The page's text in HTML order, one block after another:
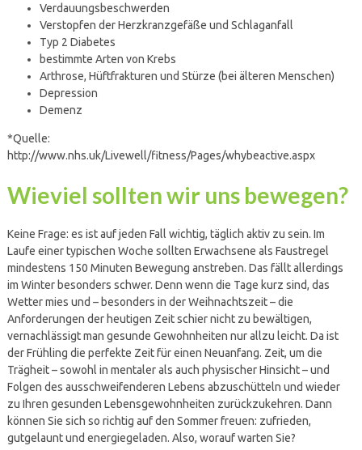
Verdauungsbeschwerden
Verstopfen der Herzkranzgefäße und Schlaganfall
Typ 2 Diabetes
bestimmte Arten von Krebs
Arthrose, Hüftfrakturen und Stürze (bei älteren Menschen)
Depression
Demenz
*Quelle:
http://www.nhs.uk/Livewell/fitness/Pages/whybeactive.aspx
Wieviel sollten wir uns bewegen?
Keine Frage: es ist auf jeden Fall wichtig, täglich aktiv zu sein. Im
Laufe einer typischen Woche sollten Erwachsene als Faustregel
mindestens 150 Minuten Bewegung anstreben. Das fällt allerdings
im Winter besonders schwer. Denn wenn die Tage kurz sind, das
Wetter mies und – besonders in der Weihnachtszeit – die
Anforderungen der heutigen Zeit schier nicht zu bewältigen,
vernachlässigt man gesunde Gewohnheiten nur allzu leicht. Da ist
der Frühling die perfekte Zeit für einen Neuanfang. Zeit, um die
Trägheit – sowohl in mentaler als auch physischer Hinsicht – und
Folgen des ausschweifenderen Lebens abzuschütteln und wieder
zu Ihren gesunden Lebensgewohnheiten zurückzukehren. Dann
können Sie sich so richtig auf den Sommer freuen: zufrieden,
gutgelaunt und energiegeladen. Also, worauf warten Sie?